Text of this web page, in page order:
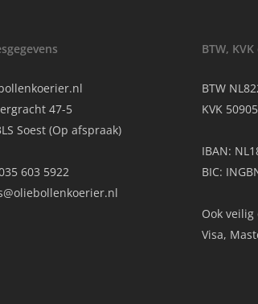
47-5
Soest (Op afspraak)
603 5922
BTW,
BTW
KVK
IBAN:
BIC:
Ook
Visa,